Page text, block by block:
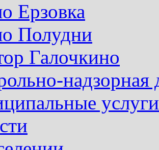
Ерзовка
Полудни
Галочкино
надзорная